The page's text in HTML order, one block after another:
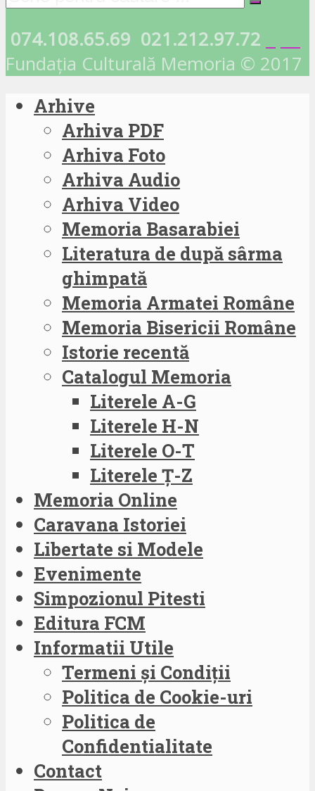
074.108.65.69 021.212.97.72
Fundația Culturală Memoria © 2017
Arhive
Arhiva PDF
Arhiva Foto
Arhiva Audio
Arhiva Video
Memoria Basarabiei
Literatura de după sârma
ghimpată
Memoria Armatei Române
Memoria Bisericii Române
Istorie recentă
Catalogul Memoria
Literele A-G
Literele H-N
Literele O-T
Literele Ț-Z
Memoria Online
Caravana Istoriei
Libertate si Modele
Evenimente
Simpozionul Pitesti
Editura FCM
Informatii Utile
Termeni și Condiții
Politica de Cookie-uri
Politica de
Confidentialitate
Contact